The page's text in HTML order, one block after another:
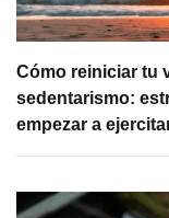
Cómo reiniciar tu
sedentarismo:
empezar a